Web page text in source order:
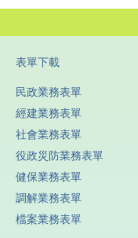
表單下載
民政業務表單
經建業務表單
社會業務表單
役政災防業務表單
健保業務表單
調解業務表單
檔案業務表單